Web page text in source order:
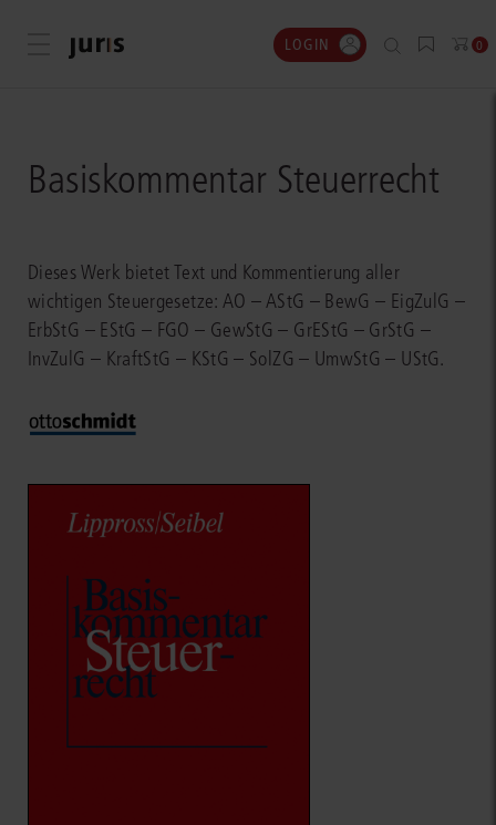
Menü öffnen LOGIN 0
Basiskommentar Steuerrecht
Dieses Werk bietet Text und Kommentierung aller
wichtigen Steuergesetze: AO – AStG – BewG – EigZulG –
ErbStG – EStG – FGO – GewStG – GrEStG – GrStG –
InvZulG – KraftStG – KStG – SolZG – UmwStG – UStG.